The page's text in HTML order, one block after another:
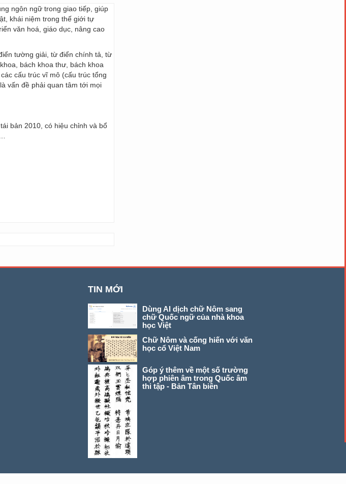
ngôn ngữ trong giao tiếp, giúp
khái niệm trong thế giới tự
văn hoá, giáo dục, nâng cao
tường giải, từ điển chính tả, từ
bách khoa thư, bách khoa
cấu trúc vĩ mô (cấu trúc tổng
vấn đề phải quan tâm tới mọi
bản 2010, có hiệu chỉnh và bổ
TIN MỚI
Dùng AI dịch chữ Nôm sang
chữ Quốc ngữ của nhà khoa
học Việt
Chữ Nôm và cống hiến với văn
học cổ Việt Nam
Góp ý thêm về một số trường
hợp phiên âm trong Quốc âm
thi tập - Bản Tân biên